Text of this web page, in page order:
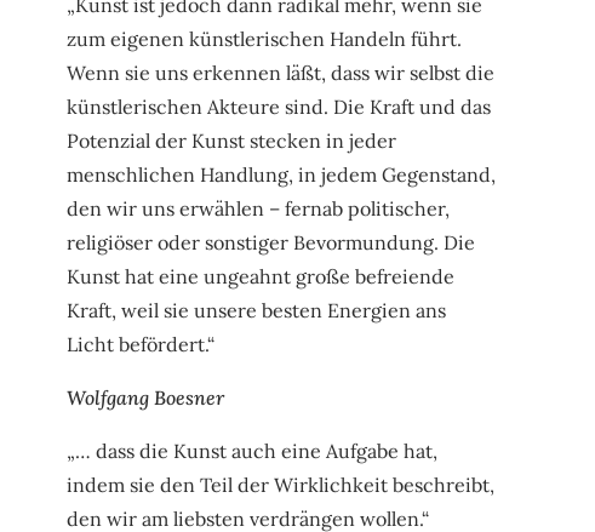
zum eigenen künstlerischen Handeln führt.
Wenn sie uns erkennen läßt, dass wir selbst die
künstlerischen Akteure sind. Die Kraft und das
Potenzial der Kunst stecken in jeder
menschlichen Handlung, in jedem Gegenstand,
den wir uns erwählen – fernab politischer,
religiöser oder sonstiger Bevormundung. Die
Kunst hat eine ungeahnt große befreiende
Kraft, weil sie unsere besten Energien ans
Licht befördert.“
Wolfgang Boesner
„… dass die Kunst auch eine Aufgabe hat,
indem sie den Teil der Wirklichkeit beschreibt,
den wir am liebsten verdrängen wollen.“